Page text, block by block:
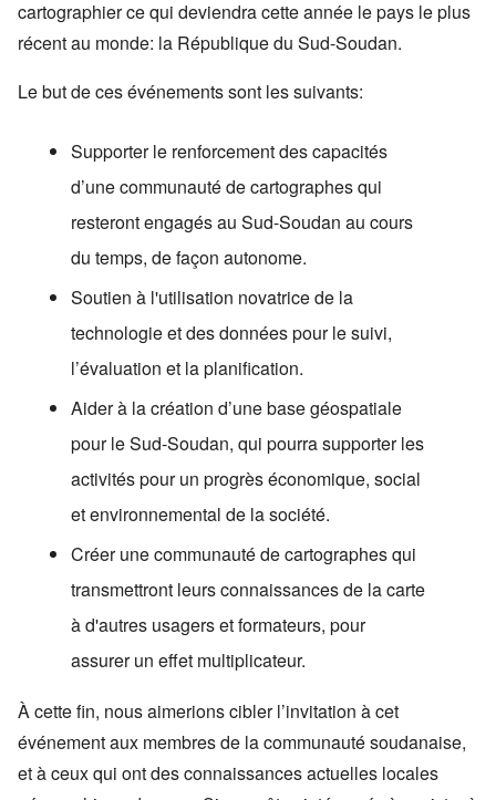
cartographier ce qui deviendra cette année le pays le plus
récent au monde: la République du Sud-Soudan.
Le but de ces événements sont les suivants:
Supporter le renforcement des capacités
d’une communauté de cartographes qui
resteront engagés au Sud-Soudan au cours
du temps, de façon autonome.
Soutien à l'utilisation novatrice de la
technologie et des données pour le suivi,
l’évaluation et la planification.
Aider à la création d’une base géospatiale
pour le Sud-Soudan, qui pourra supporter les
activités pour un progrès économique, social
et environnemental de la société.
Créer une communauté de cartographes qui
transmettront leurs connaissances de la carte
à d'autres usagers et formateurs, pour
assurer un effet multiplicateur.
À cette fin, nous aimerions cibler l’invitation à cet
événement aux membres de la communauté soudanaise,
et à ceux qui ont des connaissances actuelles locales